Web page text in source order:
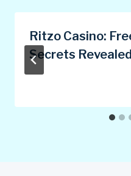
Ritzo Casino:
Secrets Revealed